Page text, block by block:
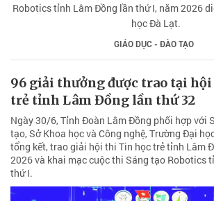
Robotics tỉnh Lâm Đồng lần thứ I, năm 2026
học Đà Lạt.
GIÁO DỤC - ĐÀO TẠO
96 giải thưởng được trao tại
trẻ tỉnh Lâm Đồng lần thứ 32
Ngày 30/6, Tỉnh Đoàn Lâm Đồng phối hợp với
tạo, Sở Khoa học và Công nghệ, Trường Đại
tổng kết, trao giải hội thi Tin học trẻ tỉnh Lâm
2026 và khai mạc cuộc thi Sáng tạo Robotics
thứ I.